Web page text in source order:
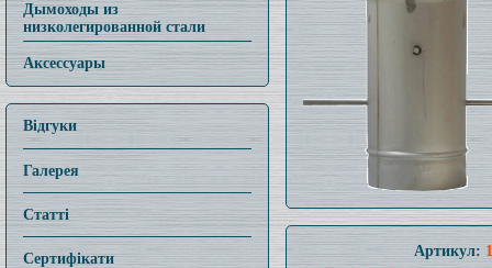
Дымоходы из
низколегированной стали
Аксессуары
Відгуки
Галерея
Статті
Сертифікати Артикул: